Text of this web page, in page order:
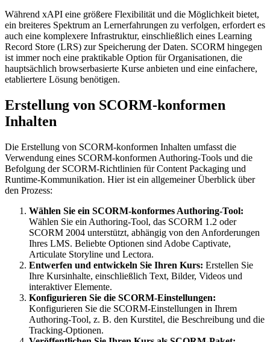
Während xAPI eine größere Flexibilität und die Möglichkeit bietet,
ein breiteres Spektrum an Lernerfahrungen zu verfolgen, erfordert es
auch eine komplexere Infrastruktur, einschließlich eines Learning
Record Store (LRS) zur Speicherung der Daten. SCORM hingegen
ist immer noch eine praktikable Option für Organisationen, die
hauptsächlich browserbasierte Kurse anbieten und eine einfachere,
etabliertere Lösung benötigen.
Erstellung von SCORM-konformen
Inhalten
Die Erstellung von SCORM-konformen Inhalten umfasst die
Verwendung eines SCORM-konformen Authoring-Tools und die
Befolgung der SCORM-Richtlinien für Content Packaging und
Runtime-Kommunikation. Hier ist ein allgemeiner Überblick über
den Prozess:
Wählen Sie ein SCORM-konformes Authoring-Tool:
Wählen Sie ein Authoring-Tool, das SCORM 1.2 oder
SCORM 2004 unterstützt, abhängig von den Anforderungen
Ihres LMS. Beliebte Optionen sind Adobe Captivate,
Articulate Storyline und Lectora.
Entwerfen und entwickeln Sie Ihren Kurs: Erstellen Sie
Ihre Kursinhalte, einschließlich Text, Bilder, Videos und
interaktiver Elemente.
Konfigurieren Sie die SCORM-Einstellungen:
Konfigurieren Sie die SCORM-Einstellungen in Ihrem
Authoring-Tool, z. B. den Kurstitel, die Beschreibung und die
Tracking-Optionen.